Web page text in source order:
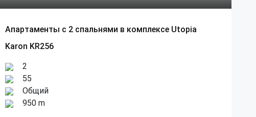
Апартаменты с 2 спальнями в комплексе Utopia
Karon KR256
2
55
Общий
950 m